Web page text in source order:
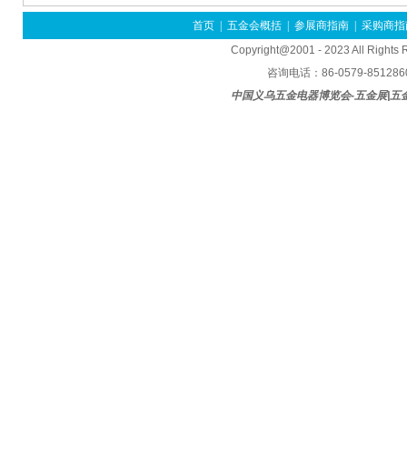
首页 五金会概括 参展商指南
采购商
Copyright@2001 - 2023 All Rights
咨询电话：86-0579-
中国义乌五金电器博览会-五金展|五